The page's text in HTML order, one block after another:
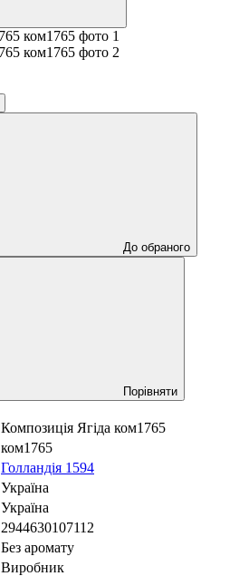
До обраного
Порівняти
Композиція Ягіда ком1765
ком1765
Голландія 1594
Україна
Україна
2944630107112
Без аромату
Виробник